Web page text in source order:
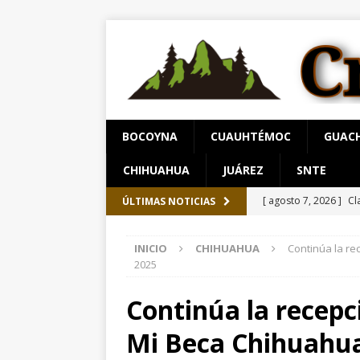
BOCOYNA CUAUHTÉMOC
CHIHUAHUA JUÁREZ SNTE
ÚLTIMAS NOTICIAS [ agosto 7, 2026 ]
[ agosto 7, 2026 ]
Chihuahua
[ agosto 7, 2026 ]
aprehensión
INICIO CHIHUAHUA
Continúa la
2025
Continúa la
Mi Beca